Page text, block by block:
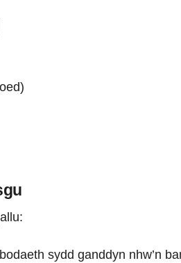
sydd ganddyn nhw’n